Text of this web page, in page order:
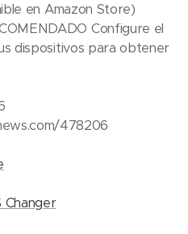
en Amazon Store)
Configure el
dispositivos para obtener
478206
Changer